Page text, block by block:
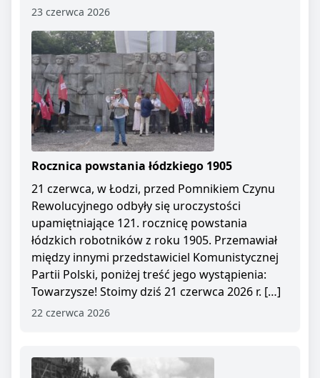
23 czerwca 2026
Rocznica powstania łódzkiego 1905
21 czerwca, w Łodzi, przed Pomnikiem Czynu
Rewolucyjnego odbyły się uroczystości
upamiętniające 121. rocznicę powstania
łódzkich robotników z roku 1905. Przemawiał
między innymi przedstawiciel Komunistycznej
Partii Polski, poniżej treść jego wystąpienia:
Towarzysze! Stoimy dziś 21 czerwca 2026 r. […]
22 czerwca 2026